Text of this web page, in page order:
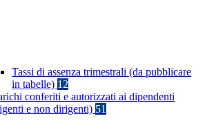
Tassi di assenza trimestrali (da pubblicare
in tabelle) 12
conferiti e autorizzati ai dipendenti
e non dirigenti) 51